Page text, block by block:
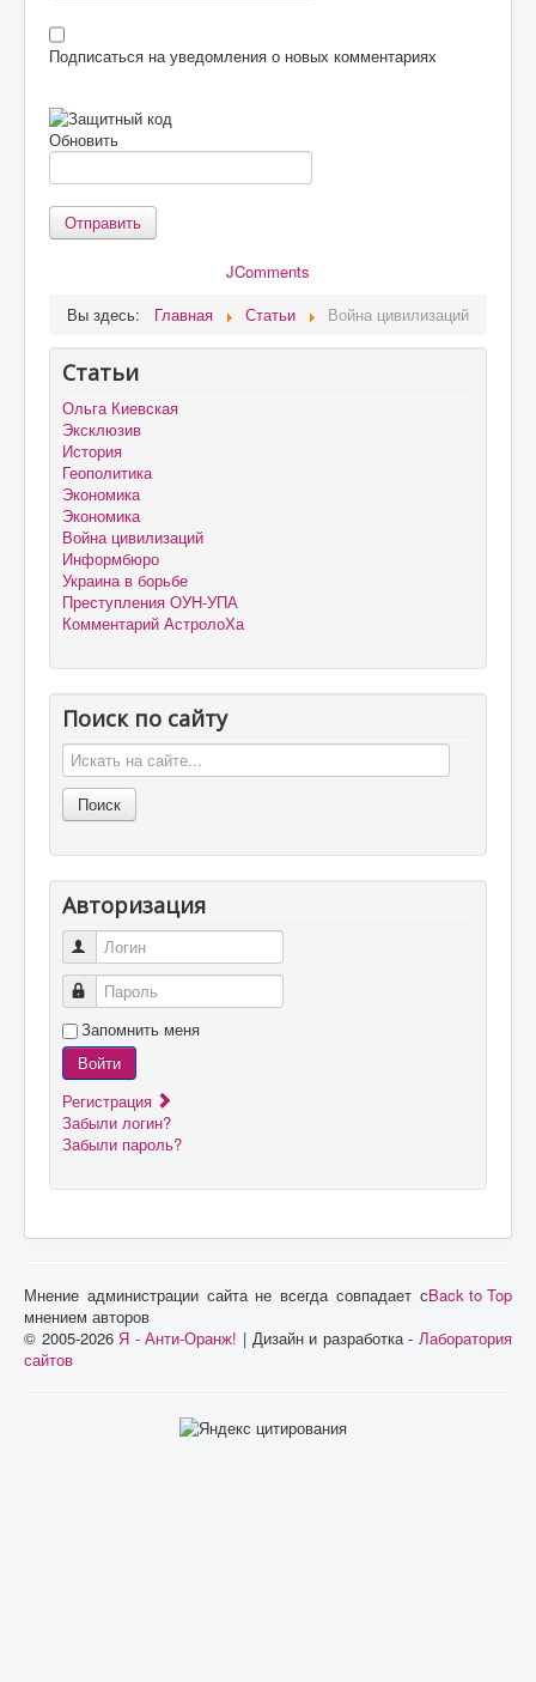
Подписаться на уведомления о новых комментариях
Обновить
Отправить
JComments
Вы здесь:
Главная Статьи Война цивилизаций
Статьи
Ольга Киевская
Эксклюзив
История
Геополитика
Экономика
Экономика
Война цивилизаций
Информбюро
Украина в борьбе
Преступления ОУН-УПА
Комментарий АстролоХа
Поиск по сайту
Авторизация
Логин
Пароль
Запомнить меня
Войти
Регистрация
Забыли логин?
Забыли пароль?
Back to Top
Мнение администрации сайта не всегда совпадает с
мнением авторов
© 2005-2026Я - Анти-Оранж! | Дизайн и разработка -Лаборатория
сайтов